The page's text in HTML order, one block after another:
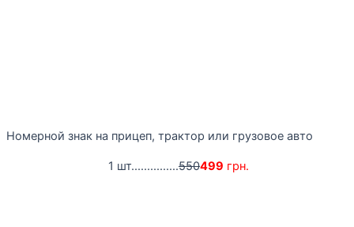
Номерной знак на прицеп, трактор или грузовое авто
1 шт...............550499 грн.